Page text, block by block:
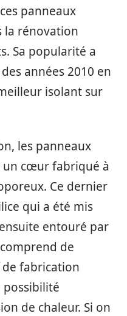
panneaux
la rénovation
Sa popularité a
années 2010 en
isolant sur
les panneaux
un cœur fabriqué à
Ce dernier
qui a été mis
entouré par
de
de fabrication
possibilité
de chaleur. Si on